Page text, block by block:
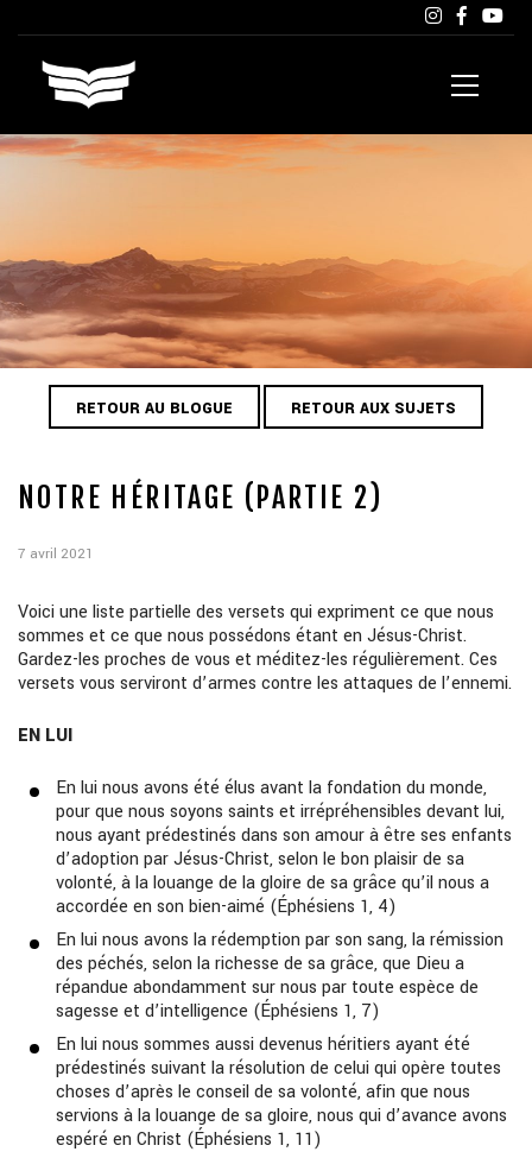
RETOUR AU BLOGUE RETOUR AUX SUJETS
NOTRE HÉRITAGE (PARTIE 2)
7 avril 2021
Voici une liste partielle des versets qui expriment ce que nous
sommes et ce que nous possédons étant en Jésus-Christ.
Gardez-les proches de vous et méditez-les régulièrement. Ces
versets vous serviront d’armes contre les attaques de l’ennemi.
EN LUI
En lui nous avons été élus avant la fondation du monde,
pour que nous soyons saints et irrépréhensibles devant lui,
nous ayant prédestinés dans son amour à être ses enfants
d’adoption par Jésus-Christ, selon le bon plaisir de sa
volonté, à la louange de la gloire de sa grâce qu’il nous a
accordée en son bien-aimé (Éphésiens 1, 4)
En lui nous avons la rédemption par son sang, la rémission
des péchés, selon la richesse de sa grâce, que Dieu a
répandue abondamment sur nous par toute espèce de
sagesse et d’intelligence (Éphésiens 1, 7)
En lui nous sommes aussi devenus héritiers ayant été
prédestinés suivant la résolution de celui qui opère toutes
choses d’après le conseil de sa volonté, afin que nous
servions à la louange de sa gloire, nous qui d’avance avons
espéré en Christ (Éphésiens 1, 11)